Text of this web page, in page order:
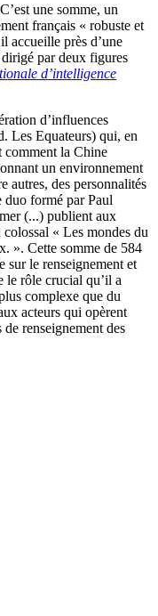
une somme, un
français « robuste et
accueille près d’une
par deux figures
d’intelligence
d’influences
Les Equateurs) qui, en
comment la Chine
un environnement
autres, des personnalités
duo formé par Paul
(...) publient aux
« Les mondes du
». Cette somme de 584
sur le renseignement et
le rôle crucial qu’il a
complexe que du
acteurs qui opèrent
renseignement des